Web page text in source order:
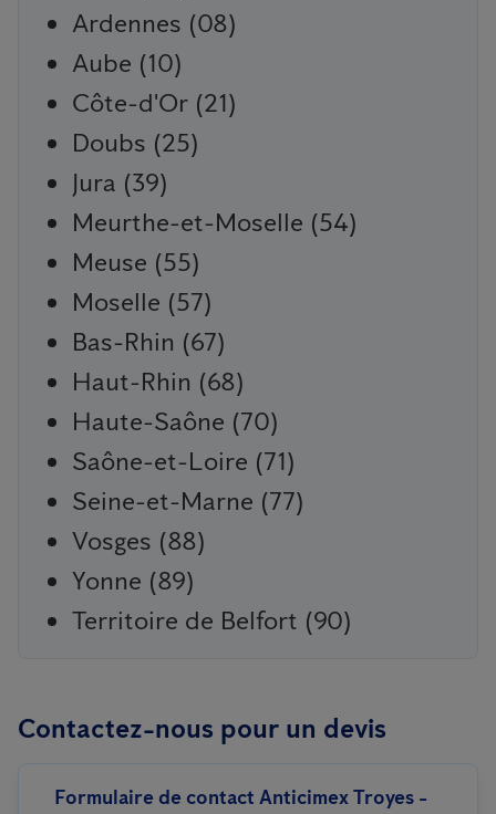
Ardennes (08)
Aube (10)
Côte-d'Or (21)
Doubs (25)
Jura (39)
Meurthe-et-Moselle (54)
Meuse (55)
Moselle (57)
Bas-Rhin (67)
Haut-Rhin (68)
Haute-Saône (70)
Saône-et-Loire (71)
Seine-et-Marne (77)
Vosges (88)
Yonne (89)
Territoire de Belfort (90)
Contactez-nous pour un devis
Formulaire de contact Anticimex Troyes -